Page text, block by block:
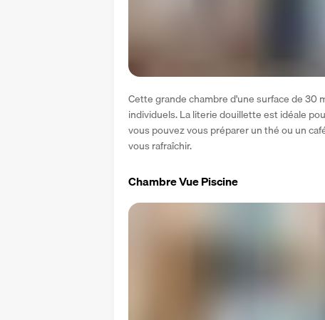
Cette grande chambre d'une surface de 30
individuels. La literie douillette est idéale
vous pouvez vous préparer un thé ou un
vous rafraîchir.
Chambre Vue Piscine